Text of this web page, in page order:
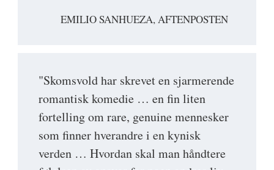
EMILIO SANHUEZA, AFTENPOSTEN
"Skomsvold har skrevet en sjarmerende
romantisk komedie … en fin liten
fortelling om rare, genuine mennesker
som finner hverandre i en kynisk
verden … Hvordan skal man håndtere